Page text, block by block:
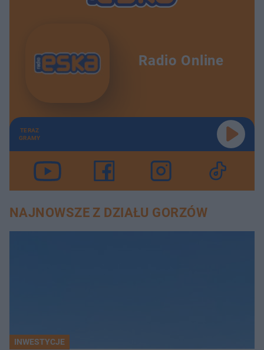
Radio Online
TERAZ
GRAMY
NAJNOWSZE Z DZIAŁU GORZÓW
INWESTYCJE